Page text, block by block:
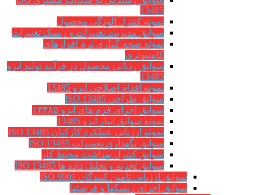
13485
نمونه کنترل آلودگی محصول
سوابق مدیریت تغییرات و ریسک تغییرات
نمونه صحه گذاری نرم افزارهای
کامپیوتری
سوابق ردیابی محصول در فرآیند تولید ایزو
13485
نمونه اقدام اصلاحی ایزو 13485
سوابق طراحی ISO 13485
سوابق اجرای فرم های ایزو ۱۳۴۸۵
نمونه سوابق انبار ایزو 13485
نمونه ارزیابی عملکرد کارکنان ISO 13485
سوابق نگهداري تعميرات ISO 13485
سوابق کنترل بهداشت محیط کار
سوابق تجزیه و تحلیل داده ها ISO 13485
سوابق ارزیابی تامین کنندگان ISO 9001
سوابق اجرای ریسکها و فرصتها